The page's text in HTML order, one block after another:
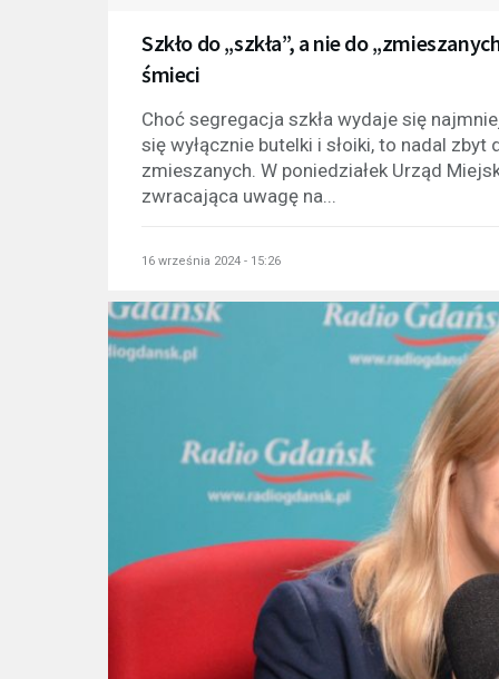
Szkło do „szkła”, a nie do
śmieci
Choć segregacja szkła wydaje się
się wyłącznie butelki i słoiki, to nadal
zmieszanych. W poniedziałek Urząd
zwracająca uwagę na...
16 września 2024 - 15:26